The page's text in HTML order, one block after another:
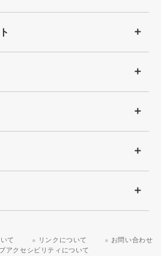
て リンクについて
お問い合わせ
アクセシビリティについて